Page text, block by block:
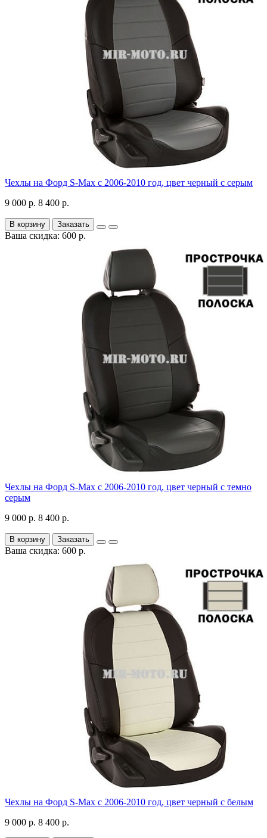
Чехлы на Форд S-Max с 2006-2010 год, цвет черный с серым
9 000 р. 8 400 р.
В корзину Заказать
Ваша скидка: 600 р.
Чехлы на Форд S-Max с 2006-2010 год, цвет черный с темно
серым
9 000 р. 8 400 р.
В корзину Заказать
Ваша скидка: 600 р.
Чехлы на Форд S-Max с 2006-2010 год, цвет черный с белым
9 000 р. 8 400 р.